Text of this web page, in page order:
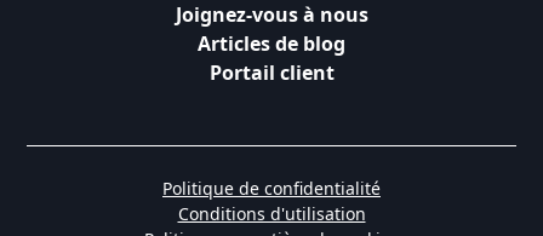
Joignez-vous à nous
Articles de blog
Portail client
Politique de confidentialité
Conditions d'utilisation